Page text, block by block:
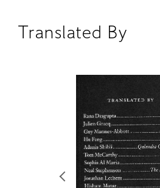
SCHOLARSHIP
RETRACE
Translated By